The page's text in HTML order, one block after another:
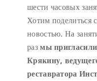
шести часовых
Хотим поделиться
новостью. На
размы
Крякину,
реставратора